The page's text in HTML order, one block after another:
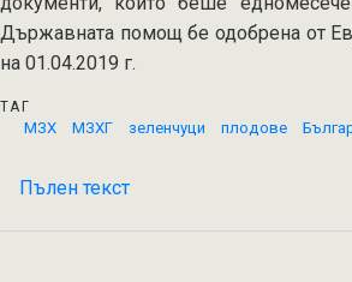
Държавната помощ бе одобрена от
на 01.04.2019 г.
ТАГ
МЗХ
МЗХГ зеленчуци плодове
Пълен текст